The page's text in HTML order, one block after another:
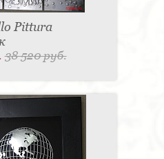
Pittura
38 520 руб.